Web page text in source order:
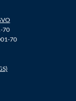
70
70